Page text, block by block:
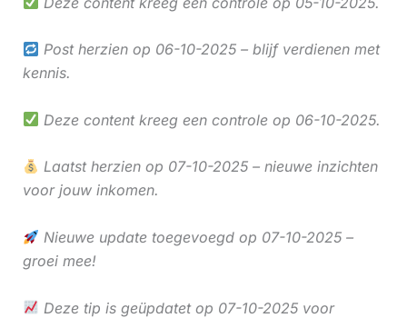
Post herzien op 06-10-2025 – blijf verdienen met
kennis.
Deze content kreeg een controle op 06-10-2025.
Laatst herzien op 07-10-2025 – nieuwe inzichten
voor jouw inkomen.
Nieuwe update toegevoegd op 07-10-2025 –
groei mee!
Deze tip is geüpdatet op 07-10-2025 voor